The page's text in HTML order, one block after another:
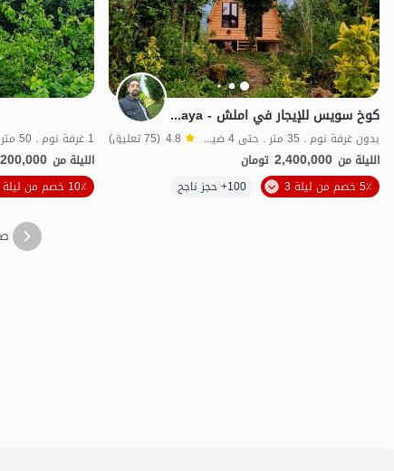
كوخ سويس للإيجار في املش - Ramshaya
بدون غرفة نوم . 35 متر . حتى 4 ضيف 4.8 (75 تعليق)
الليلة من 2,400,000 تومان
5٪ خصم من ليلة 3
100+ حجز ناجح الموقع على
1 غرفة نوم . 50 متر . حتى 6 ضيف
الليلة من
10٪ خصم من ليلة 4